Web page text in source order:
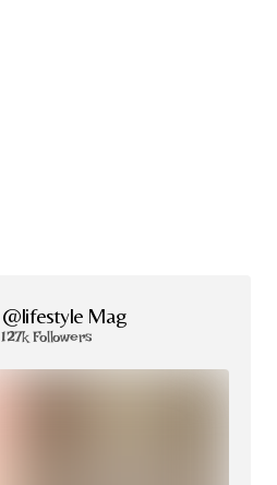
@lifestyle Mag
127k Followers